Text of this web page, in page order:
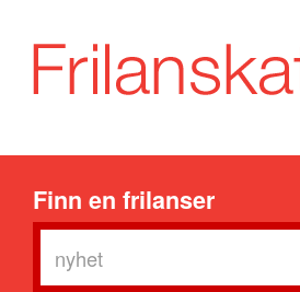
Finn en frilanser